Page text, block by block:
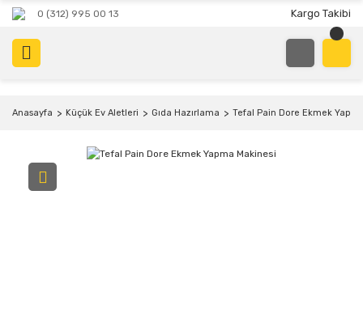
0 (312) 995 00 13 Kargo Takibi
Anasayfa Küçük Ev Aletleri Gıda Hazırlama Tefal Pain Dore Ekmek